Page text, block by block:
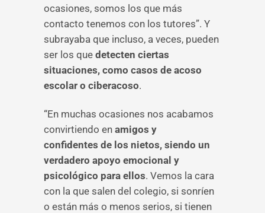
ocasiones, somos los que más
contacto tenemos con los tutores”. Y
subrayaba que incluso, a veces, pueden
ser los que detecten ciertas
situaciones, como casos de acoso
escolar o ciberacoso.
“En muchas ocasiones nos acabamos
convirtiendo en amigos y
confidentes de los nietos, siendo un
verdadero apoyo emocional y
psicológico para ellos. Vemos la cara
con la que salen del colegio, si sonríen
o están más o menos serios, si tienen